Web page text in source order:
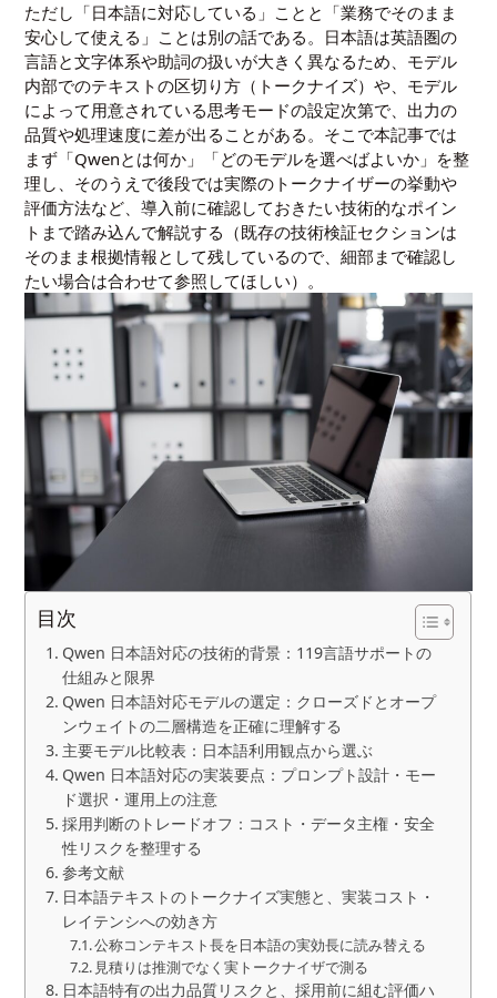
ただし「日本語に対応している」ことと「業務でそのまま
安心して使える」ことは別の話である。日本語は英語圏の
言語と文字体系や助詞の扱いが大きく異なるため、モデル
内部でのテキストの区切り方（トークナイズ）や、モデル
によって用意されている思考モードの設定次第で、出力の
品質や処理速度に差が出ることがある。そこで本記事では
まず「Qwenとは何か」「どのモデルを選べばよいか」を整
理し、そのうえで後段では実際のトークナイザーの挙動や
評価方法など、導入前に確認しておきたい技術的なポイン
トまで踏み込んで解説する（既存の技術検証セクションは
そのまま根拠情報として残しているので、細部まで確認し
たい場合は合わせて参照してほしい）。
目次
Qwen 日本語対応の技術的背景：119言語サポートの
仕組みと限界
Qwen 日本語対応モデルの選定：クローズドとオープ
ンウェイトの二層構造を正確に理解する
主要モデル比較表：日本語利用観点から選ぶ
Qwen 日本語対応の実装要点：プロンプト設計・モー
ド選択・運用上の注意
採用判断のトレードオフ：コスト・データ主権・安全
性リスクを整理する
参考文献
日本語テキストのトークナイズ実態と、実装コスト・
レイテンシへの効き方
公称コンテキスト長を日本語の実効長に読み替える
見積りは推測でなく実トークナイザで測る
日本語特有の出力品質リスクと、採用前に組む評価ハ